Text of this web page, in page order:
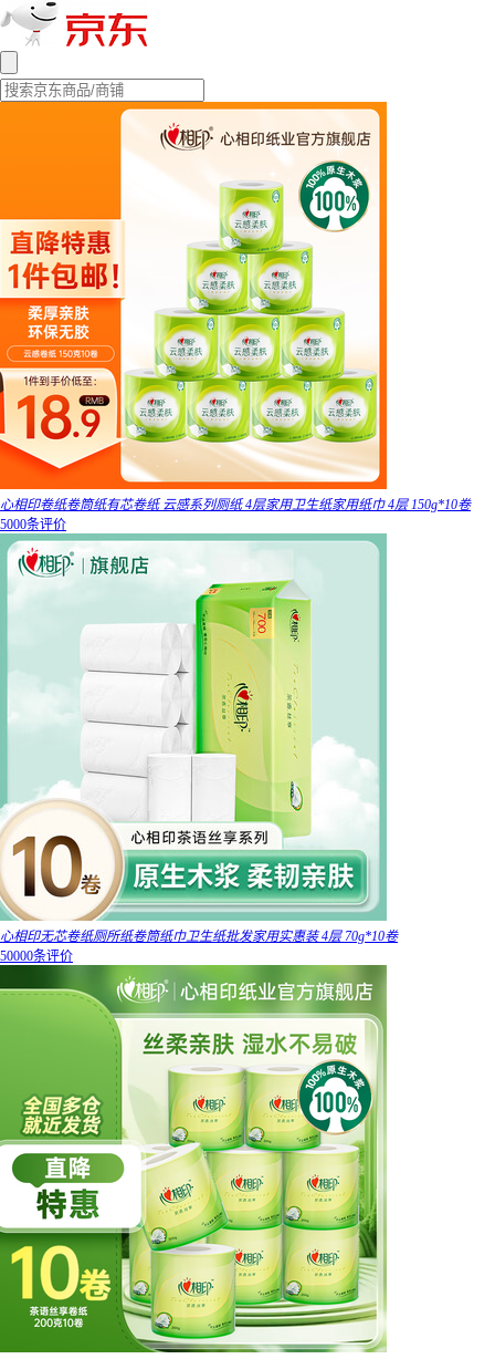
心相印卷纸卷筒纸有芯卷纸 云感系列厕纸 4层家用卫生纸家用纸巾 4层 150g*10卷
5000条评价
心相印无芯卷纸厕所纸卷筒纸巾卫生纸批发家用实惠装 4层 70g*10卷
50000条评价